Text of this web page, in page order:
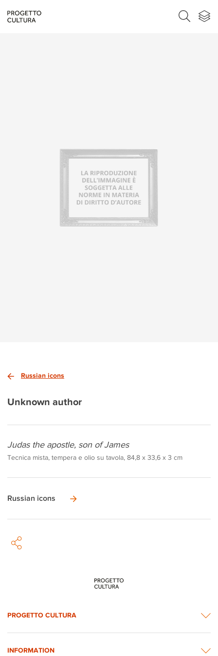
Russian icons
Unknown author
Judas the apostle, son of James
Tecnica mista, tempera e olio su tavola, 84,8 x 33,6 x 3 cm
Russian icons
PROGETTO CULTURA
INFORMATION